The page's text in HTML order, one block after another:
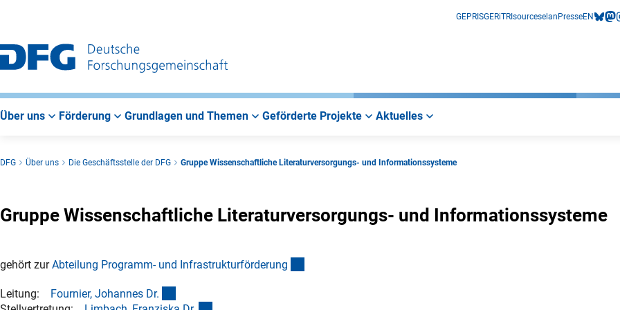
GEPRISGERiTRIsourceselan PresseEN
Über uns Förderung Grundlagen und Themen Geförderte Projekte Aktuelles
DFG Über uns Die Geschäftsstelle der DFG Gruppe Wissenschaftliche Literaturversorgungs- und Informationssysteme
Gruppe Wissenschaftliche Literaturversorgungs- und Informationssysteme
gehört zurAbteilung Programm- und Infrastrukturförderung
Leitung: Fournier, Johannes Dr.